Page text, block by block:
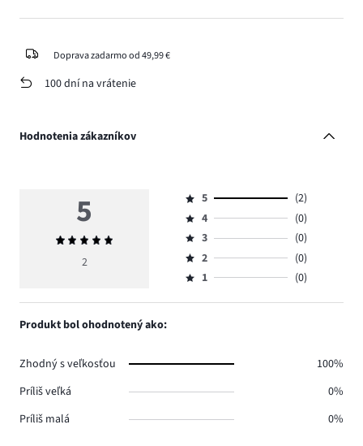
Doprava zadarmo od 49,99 €
100 dní na vrátenie
Hodnotenia zákazníkov
5
Priemerné
hodnotenie
2
Hodnotenie
5,
počet
hlasov
2.
5
(2)
Hodnotenie
4,
počet
hlasov
4
(0)
Hodnotenie
3,
počet
3
(0)
Hodnotenie
2,
2
(0)
Hodnotenie
1,
1 (0)
Produkt bol ohodnotený ako:
Zhodný s veľkosťou
100%
Príliš veľká
0%
Príliš malá
0%